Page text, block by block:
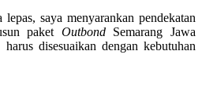
saya menyarankan pendekatan
paket OutbondSemarang Jawa
disesuaikan dengan kebutuhan